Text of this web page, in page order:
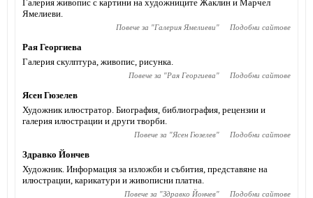
Галерия живопис с картини на художниците Жаклин и Марчел
Ямелиеви.
Повече за "Галерия Ямелиеви" Подобни сайтове
Рая Георгиева
Галерия скулптура, живопис, рисунка.
Повече за "Рая Георгиева" Подобни сайтове
Ясен Гюзелев
Художник илюстратор. Биография, библиография, рецензии и
галерия илюстрации и други творби.
Повече за "Ясен Гюзелев" Подобни сайтове
Здравко Йончев
Художник. Информация за изложби и събития, представяне на
илюстрации, карикатури и живописни платна.
Повече за "Здравко Йончев" Подобни сайтове